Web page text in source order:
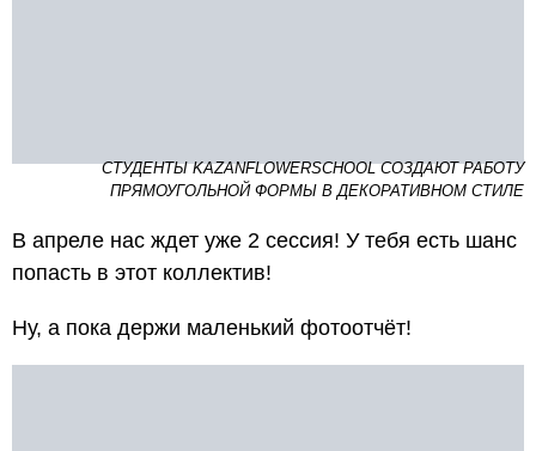
СТУДЕНТЫ KAZANFLOWERSCHOOL СОЗДАЮТ РАБОТУ
ПРЯМОУГОЛЬНОЙ ФОРМЫ В ДЕКОРАТИВНОМ СТИЛЕ
В апреле нас ждет уже 2 сессия! У тебя есть шанс
попасть в этот коллектив!
Ну, а пока держи маленький фотоотчёт!